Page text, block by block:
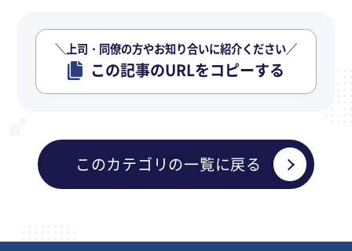
＼上司・同僚の方やお知り合いに紹介ください／
この記事のURLをコピーする
このカテゴリの一覧に戻る